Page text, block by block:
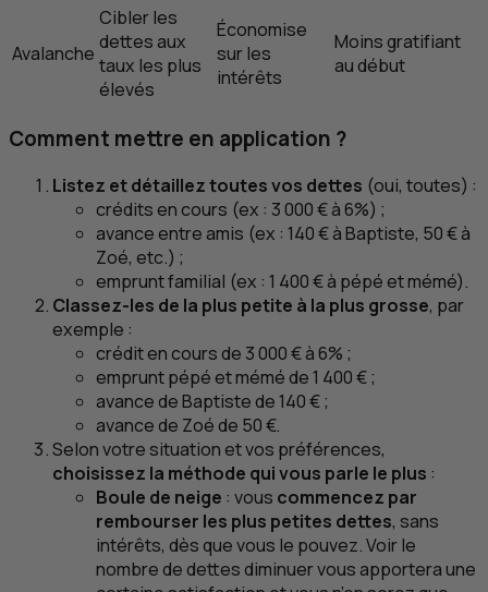
Avalanche
Cibler les
dettes aux
taux les plus
élevés
Économise
sur les
intérêts
Moins gratifiant
au début
Comment mettre en application ?
Listez et détaillez toutes vos dettes (oui, toutes) :
crédits en cours (ex : 3 000 € à 6%) ;
avance entre amis (ex : 140 € à Baptiste, 50 € à
Zoé, etc.) ;
emprunt familial (ex : 1 400 € à pépé et mémé).
Classez-les de la plus petite à la plus grosse, par
exemple :
crédit en cours de 3 000 € à 6% ;
emprunt pépé et mémé de 1 400 € ;
avance de Baptiste de 140 € ;
avance de Zoé de 50 €.
Selon votre situation et vos préférences,
choisissez la méthode qui vous parle le plus :
Boule de neige : vous commencez par
rembourser les plus petites dettes, sans
intérêts, dès que vous le pouvez. Voir le
nombre de dettes diminuer vous apportera une